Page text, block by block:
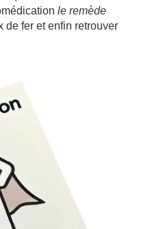
le remède
de fer et enfin retrouver